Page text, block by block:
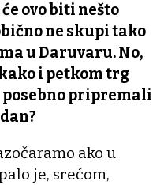
ovo biti nešto
ne skupi tako
u Daruvaru. No,
i petkom trg
posebno pripremali
ako u
je, srećom,